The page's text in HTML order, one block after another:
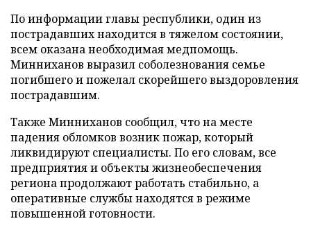
По информации главы республики, один из
пострадавших находится в тяжелом состоянии,
всем оказана необходимая медпомощь.
Минниханов выразил соболезнования семье
погибшего и пожелал скорейшего выздоровления
пострадавшим.
Также Минниханов сообщил, что на месте
падения обломков возник пожар, который
ликвидируют специалисты. По его словам, все
предприятия и объекты жизнеобеспечения
региона продолжают работать стабильно, а
оперативные службы находятся в режиме
повышенной готовности.